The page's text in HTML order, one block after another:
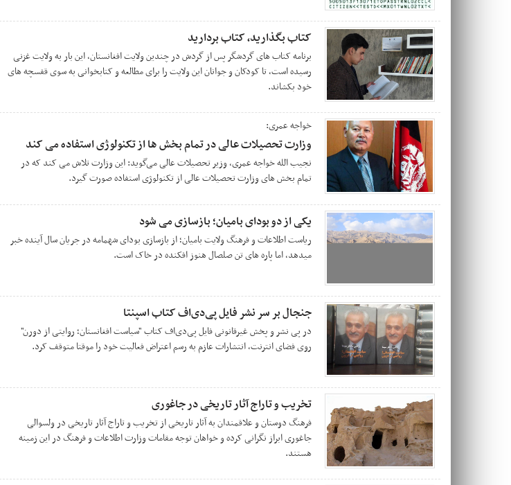
کتاب بگذارید، کتاب بردارید
برنامه کتاب های گردشگر پس از گردش در چندین ولایت افغانستان، این بار به ولایت غزنی
رسیده است، تا کودکان و جوانان این ولایت را برای مطالعه و کتابخوانی به سوی قفسچه های
خود بکشاند.
خواجه عمری:
وزارت تحصیلات عالی در تمام بخش ها از تکنولوژی استفاده می کند
نجیب الله خواجه عمری، وزیر تحصیلات عالی می‌گوید: این وزارت تلاش می کند که در
تمام بخش های وزارت تحصیلات عالی از تکنولوژی استفاده صورت گیرد.
یکی از دو بودای بامیان؛ بازسازی می شود
ریاست اطلاعات و فرهنگ ولایت بامیان؛ از بازسازی بودای شهمامه در جریان سال آینده خبر
میدهد، اما پاره های تن صلصال هنوز افکنده در خاک است.
جنجال بر سر نشر فایل پی‌دی‌اف کتاب اسپنتا
در پی نشر و پخش غیرقانونی فایل پی‌دی‌اف کتاب "سیاست افغانستان؛ روایتی از دورن"
روی فضای انترنت، انتشارات عازم به رسم اعتراض فعالیت خود را موقتا متوقف کرد.
تخریب و تاراج آثار تاریخی در جاغوری
فرهنگ دوستان و علاقمندان به آثار تاریخی از تخریب و تاراج آثار تاریخی در ولسوالی
جاغوری ابراز نگرانی کرده و خواهان توجه مقامات وزارت اطلاعات و فرهنگ در این زمینه
هستند.